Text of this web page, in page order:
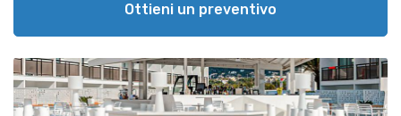
Ottieni un preventivo